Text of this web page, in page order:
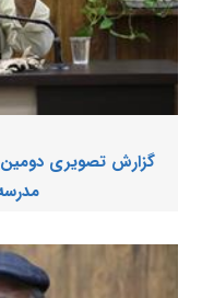
گزارش تصویری